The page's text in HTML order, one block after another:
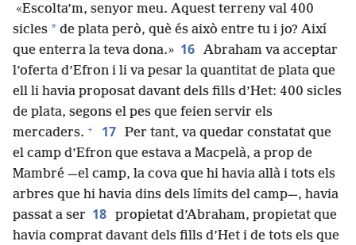
«Escolta’m, senyor meu. Aquest terreny val 400
sicles * de plata però, què és això entre tu i jo? Així
que enterra la teva dona.» 16 Abraham va acceptar
l’oferta d’Efron i li va pesar la quantitat de plata que
ell li havia proposat davant dels fills d’Het: 400 sicles
de plata, segons el pes que feien servir els
mercaders. + 17 Per tant, va quedar constatat que
el camp d’Efron que estava a Macpelà, a prop de
Mambré —el camp, la cova que hi havia allà i tots els
arbres que hi havia dins dels límits del camp—, havia
passat a ser 18 propietat d’Abraham, propietat que
havia comprat davant dels fills d’Het i de tots els que